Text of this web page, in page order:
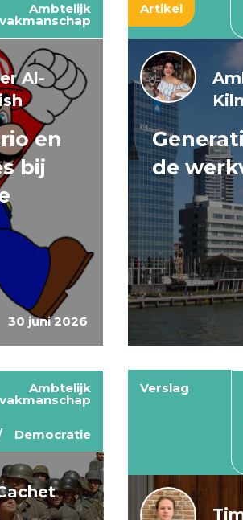
Ambtelijk
vakmanschap
30 juni 2026
Al-
en
bij
Artikel
de
Ambtelijk
vakmanschap
Democratie
Verslag